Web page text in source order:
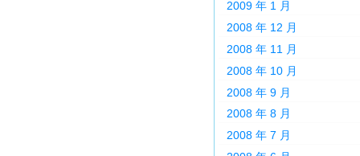
2009 年 1 月
2008 年 12 月
2008 年 11 月
2008 年 10 月
2008 年 9 月
2008 年 8 月
2008 年 7 月